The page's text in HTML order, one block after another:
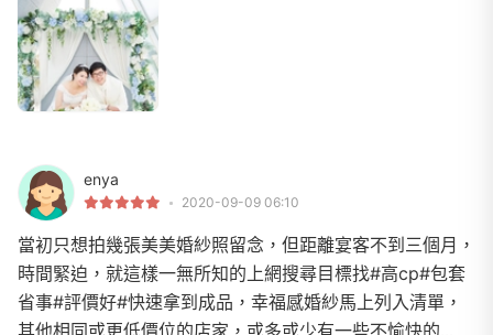
enya
2020-09-09 06:10
當初只想拍幾張美美婚紗照留念，但距離宴客不到三個月，
時間緊迫，就這樣一無所知的上網搜尋目標找#高cp#包套
省事#評價好#快速拿到成品，幸福感婚紗馬上列入清單，
其他相同或更低價位的店家，或多或少有一些不愉快的...